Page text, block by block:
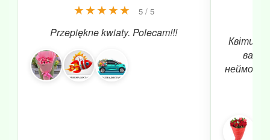
★★★★★ 5 / 5
Przepiękne kwiaty. Polecam!!!
Квіти